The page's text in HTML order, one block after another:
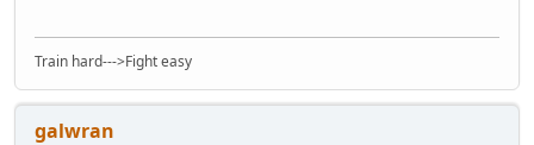
Train hard--->Fight easy
galwran